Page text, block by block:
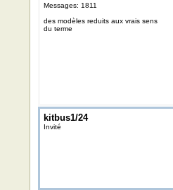
Messages: 1811
des modèles reduits aux vrais sens
du terme
kitbus1/24
Invité